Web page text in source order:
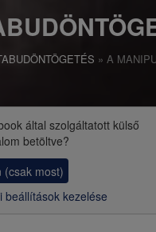
l
a
g
o
s
A
által szolgáltatott külső
betöltve?
(csak most)
beállítások kezelése